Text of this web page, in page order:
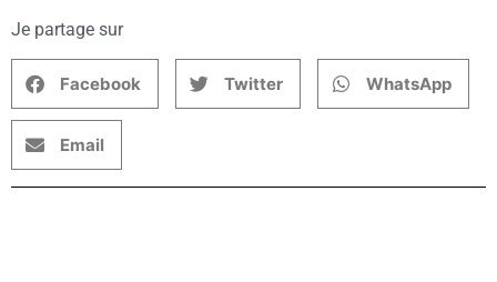
Je partage sur
Facebook Twitter WhatsApp
Email